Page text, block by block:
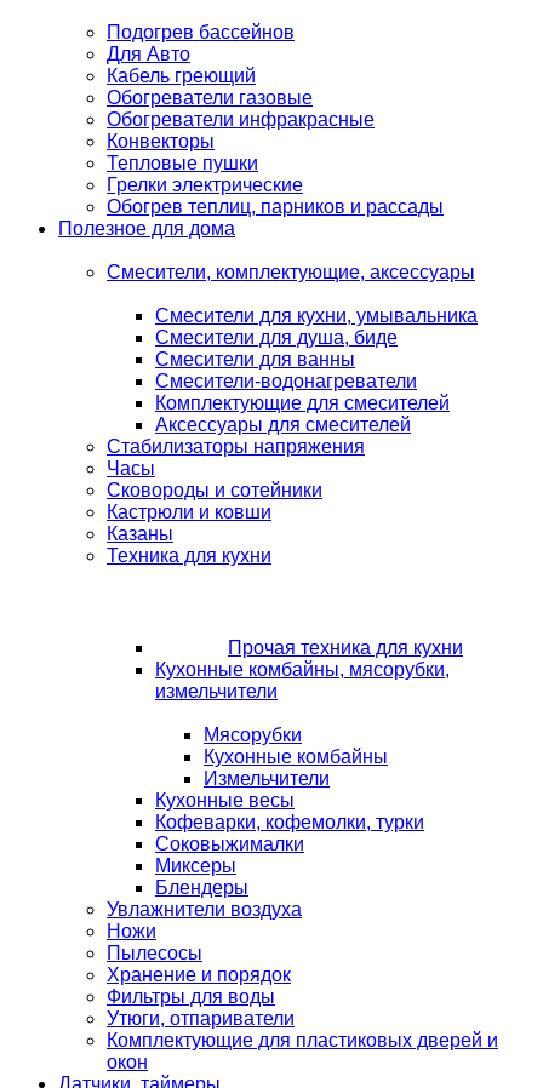
Подогрев бассейнов
Для Авто
Кабель греющий
Обогреватели газовые
Обогреватели инфракрасные
Конвекторы
Тепловые пушки
Грелки электрические
Обогрев теплиц, парников и рассады
Полезное для дома
Смесители, комплектующие, аксессуары
Смесители для кухни, умывальника
Смесители для душа, биде
Смесители для ванны
Смесители-водонагреватели
Комплектующие для смесителей
Аксессуары для смесителей
Стабилизаторы напряжения
Часы
Сковороды и сотейники
Кастрюли и ковши
Казаны
Техника для кухни
Прочая техника для кухни
Кухонные комбайны, мясорубки,
измельчители
Мясорубки
Кухонные комбайны
Измельчители
Кухонные весы
Кофеварки, кофемолки, турки
Соковыжималки
Миксеры
Блендеры
Увлажнители воздуха
Ножи
Пылесосы
Хранение и порядок
Фильтры для воды
Утюги, отпариватели
Комплектующие для пластиковых дверей и
окон
Датчики, таймеры